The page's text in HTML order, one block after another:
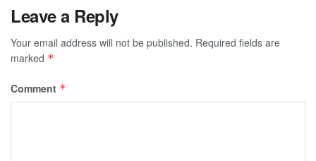
Leave a Reply
Your email address will not be published. Required fields are
marked *
Comment *